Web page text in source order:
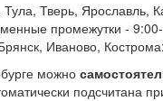
Тула, Тверь,
промежутки -
Иваново,
можно
подсчитана